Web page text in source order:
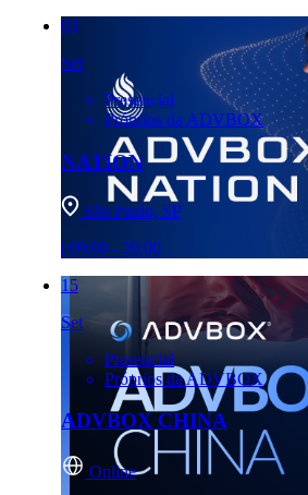
03
Set
Presencial
Próprios da ADVBOX
NATION
São Paulo, SP
| 09:00 - 20:00
15
Set
Presencial
Próprios da ADVBOX
ADVBOX CHINA
Online